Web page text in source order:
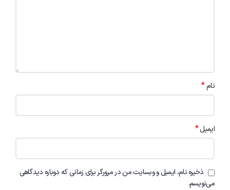
نام*
ایمیل*
ذخیره نام، ایمیل و وبسایت من در مرورگر برای زمانی که دوباره دیدگاهی
می‌نویسم.